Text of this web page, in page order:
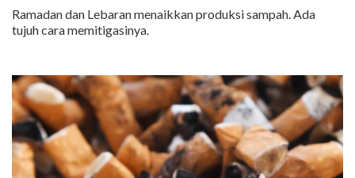
Ramadan dan Lebaran menaikkan produksi sampah. Ada
tujuh cara memitigasinya.